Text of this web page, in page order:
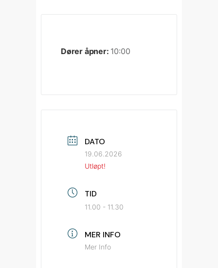
Dører åpner: 10:00
DATO
19.06.2026
Utløpt!
TID
11.00 - 11.30
MER INFO
Mer Info